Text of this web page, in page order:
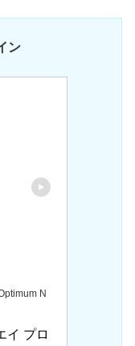
ン
N
イ プロ